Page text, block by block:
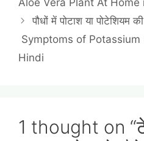
Aloe Vera Plant At Home
पौधों में पोटाश या पोटेशियम
Symptoms of
Hindi
1 thought on